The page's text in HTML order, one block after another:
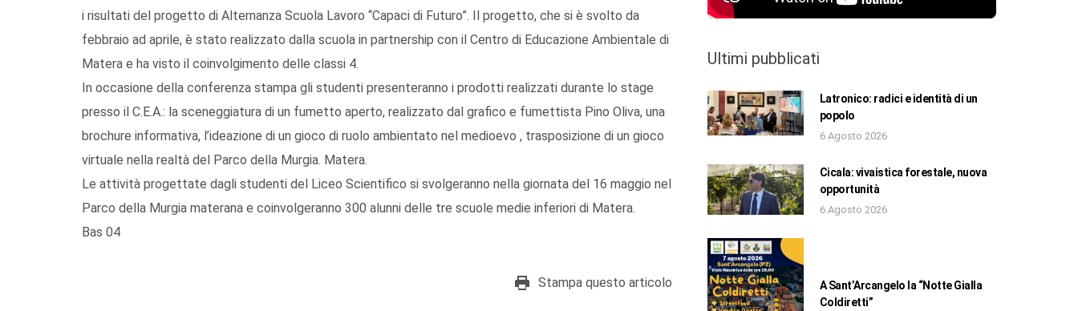
i risultati del progetto di Alternanza Scuola Lavoro “Capaci di Futuro”. Il progetto, che si è svolto da
febbraio ad aprile, è stato realizzato dalla scuola in partnership con il Centro di Educazione Ambientale di
Matera e ha visto il coinvolgimento delle classi 4.
In occasione della conferenza stampa gli studenti presenteranno i prodotti realizzati durante lo stage
presso il C.E.A.: la sceneggiatura di un fumetto aperto, realizzato dal grafico e fumettista Pino Oliva, una
brochure informativa, l’ideazione di un gioco di ruolo ambientato nel medioevo , trasposizione di un gioco
virtuale nella realtà del Parco della Murgia. Matera.
Le attività progettate dagli studenti del Liceo Scientifico si svolgeranno nella giornata del 16 maggio nel
Parco della Murgia materana e coinvolgeranno 300 alunni delle tre scuole medie inferiori di Matera.
Bas 04
Stampa questo articolo
Ultimi pubblicati
Latronico: radici e identità di un
popolo
6 Agosto 2026
Cicala: vivaistica forestale, nuova
opportunità
6 Agosto 2026
A Sant’Arcangelo la “Notte Gialla
Coldiretti”